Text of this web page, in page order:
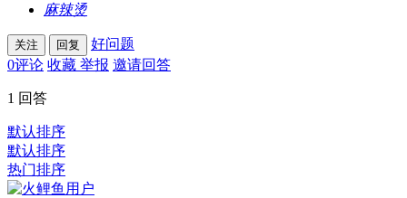
麻辣烫
关注 回复
好问题
0评论 收藏 举报 邀请回答
1 回答
默认排序
默认排序
热门排序